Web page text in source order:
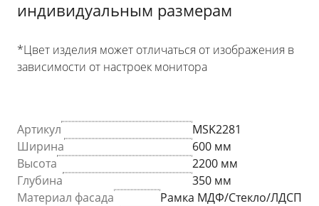
индивидуальным размерам
*Цвет изделия может отличаться от изображения в
зависимости от настроек монитора
Артикул
MSK2281
Ширина
600 мм
Высота
2200 мм
Глубина
350 мм
Материал фасада
Рамка МДФ/Стекло/ЛДСП